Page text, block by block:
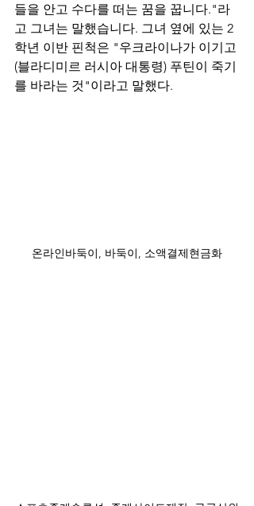
들을 안고 수다를 떠는 꿈을 꿉니다."라
고 그녀는 말했습니다. 그녀 옆에 있는 2
학년 이반 핀척은 "우크라이나가 이기고
(블라디미르 러시아 대통령) 푸틴이 죽기
를 바라는 것"이라고 말했다.
온라인바둑이, 바둑이, 소액결제현금화